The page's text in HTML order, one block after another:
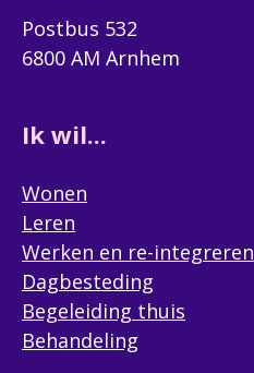
Postbus 532
6800 AM Arnhem
Ik wil...
Wonen
Leren
Werken en re-integreren
Dagbesteding
Begeleiding thuis
Behandeling